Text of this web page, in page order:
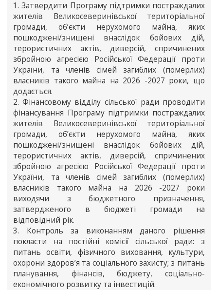
1. Затвердити Програму підтримки постраждалих
жителів Великосеверинівської територіальної
громади, об’єкти нерухомого майна, яких
пошкоджені/знищені внаслідок бойових дій,
терористичних актів, диверсій, спричинених
збройною агресією Російської Федерації проти
України, та членів сімей загиблих (померлих)
власників такого майна на 2026 -2027 роки, що
додається.
2. Фінансовому відділу сільської ради проводити
фінансування Програму підтримки постраждалих
жителів Великосеверинівської територіальної
громади, об’єкти нерухомого майна, яких
пошкоджені/знищені внаслідок бойових дій,
терористичних актів, диверсій, спричинених
збройною агресією Російської Федерації проти
України, та членів сімей загиблих (померлих)
власників такого майна на 2026 -2027 роки
виходячи з бюджетного призначення,
затвердженого в бюджеті громади на
відповідний рік.
3. Контроль за виконанням даного рішення
покласти на постійні комісії сільської ради: з
питань освіти, фізичного виховання, культури,
охорони здоров’я та соціального захисту; з питань
планування, фінансів, бюджету, соціально-
економічного розвитку та інвестицій.